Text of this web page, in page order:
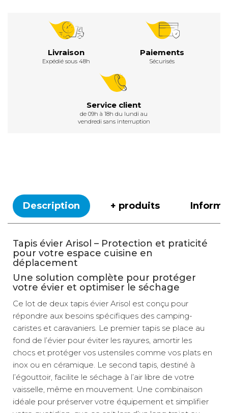
Livraison
Expédié sous 48h
Paiements
Sécurisés
Service client
de 09h à 18h du lundi au
vendredi sans interruption
Description + produits
Tapis évier Arisol – Protection et praticité
pour votre espace cuisine en
déplacement
Une solution complète pour protéger
votre évier et optimiser le séchage
Ce lot de deux tapis évier Arisol est conçu pour
répondre aux besoins spécifiques des camping-
caristes et caravaniers. Le premier tapis se place au
fond de l’évier pour éviter les rayures, amortir les
chocs et protéger vos ustensiles comme vos plats en
inox ou en céramique. Le second tapis, destiné à
l’égouttoir, facilite le séchage à l’air libre de votre
vaisselle, même en mouvement. Une combinaison
idéale pour préserver votre équipement et simplifier